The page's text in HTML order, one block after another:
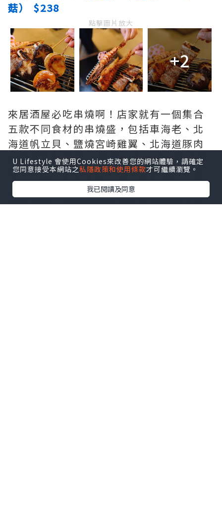
菇） $238
點擊圖片放大
+2
來居酒屋必吃串燒啊！店家就有一個集合
五款不同食材的串燒盛，包括車海老、北
海道帆立貝、鹽燒宮崎雞翼、北海道豚肉
白蔥串跟鮮冬菇～ 廚師會提前將食品燒至
不多熟透，到下單後再處理餘下部份；加
上上菜時同時會備配串燒用爐具一直加熱
保持溫度，五串對我們來說是剛剛好！最
U Lifestyle 會使用Cookies來改善您的網站體驗，請確定
您同意接受本網站之私隱政策和使用條款才可繼續瀏覽。
我已閱讀及同意